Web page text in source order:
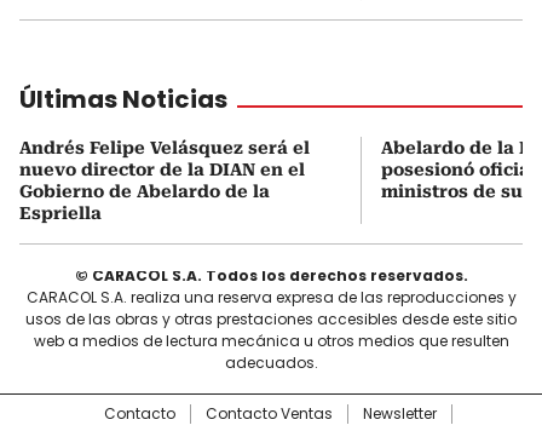
Últimas Noticias
Andrés Felipe Velásquez será el
nuevo director de la DIAN en el
Gobierno de Abelardo de la
Espriella
Abelardo de la
posesionó
ministros de su
© CARACOL S.A. Todos los derechos reservados.
CARACOL S.A. realiza una reserva expresa de las reproducciones y
usos de las obras y otras prestaciones accesibles desde este sitio
web a medios de lectura mecánica u otros medios que resulten
adecuados.
Contacto Contacto Ventas Newsletter